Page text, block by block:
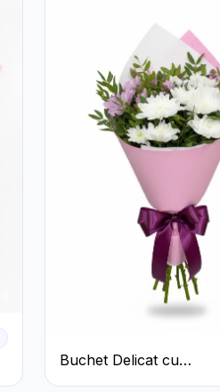
Buchet Delicat cu
Crizanteme Albe și